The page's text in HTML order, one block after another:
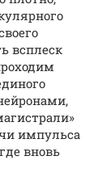
всплеск
импульса
вновь